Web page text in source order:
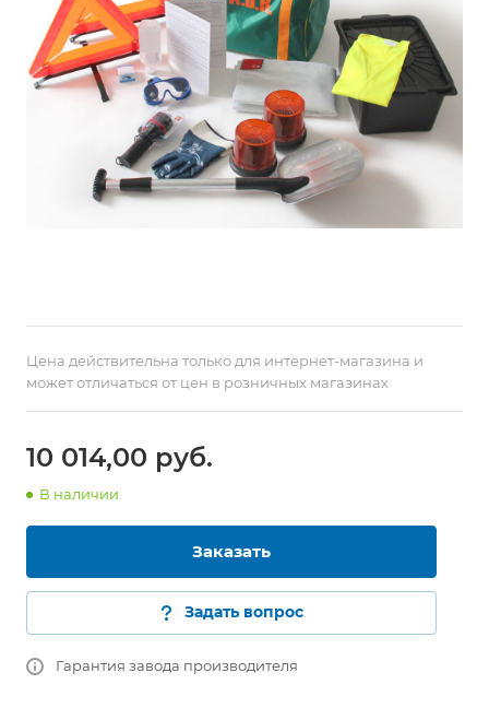
Цена действительна только для интернет-магазина и
может отличаться от цен в розничных магазинах
10 014,00 руб.
В наличии
Заказать
Задать вопрос
Гарантия завода производителя